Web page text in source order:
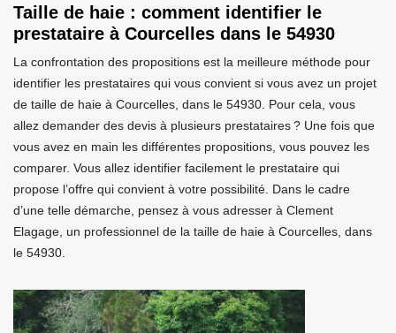
Taille de haie : comment identifier le
prestataire à Courcelles dans le 54930
La confrontation des propositions est la meilleure méthode pour
identifier les prestataires qui vous convient si vous avez un projet
de taille de haie à Courcelles, dans le 54930. Pour cela, vous
allez demander des devis à plusieurs prestataires ? Une fois que
vous avez en main les différentes propositions, vous pouvez les
comparer. Vous allez identifier facilement le prestataire qui
propose l’offre qui convient à votre possibilité. Dans le cadre
d’une telle démarche, pensez à vous adresser à Clement
Elagage, un professionnel de la taille de haie à Courcelles, dans
le 54930.